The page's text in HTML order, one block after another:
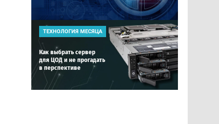
ТЕХНОЛОГИЯ МЕСЯЦА
Как выбрать сервер
для ЦОД и не прогадать
в перспективе